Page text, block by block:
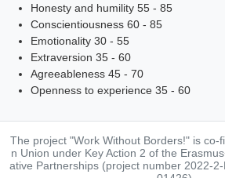
Honesty and humility 55 - 85
Conscientiousness 60 - 85
Emotionality 30 - 55
Extraversion 35 - 60
Agreeableness 45 - 70
Openness to experience 35 - 60
The project "Work Without Borders!" is co-
n Union under Key Action 2 of the
ative Partnerships (project number 2022-